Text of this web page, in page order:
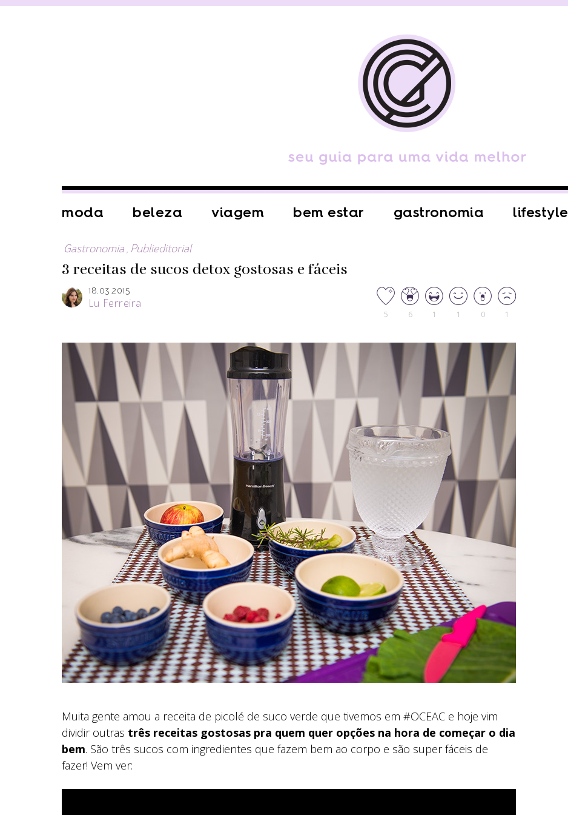
moda beleza viagem bem estar gastronomia lifestyle
Gastronomia , Publieditorial
3 receitas de sucos detox gostosas e fáceis
18.03.2015
Lu Ferreira
5 6 1 1 0 1
Muita gente amou a receita de picolé de suco verde que tivemos em #OCEAC e hoje vim
dividir outras três receitas gostosas pra quem quer opções na hora de começar o dia
bem. São três sucos com ingredientes que fazem bem ao corpo e são super fáceis de
fazer! Vem ver: